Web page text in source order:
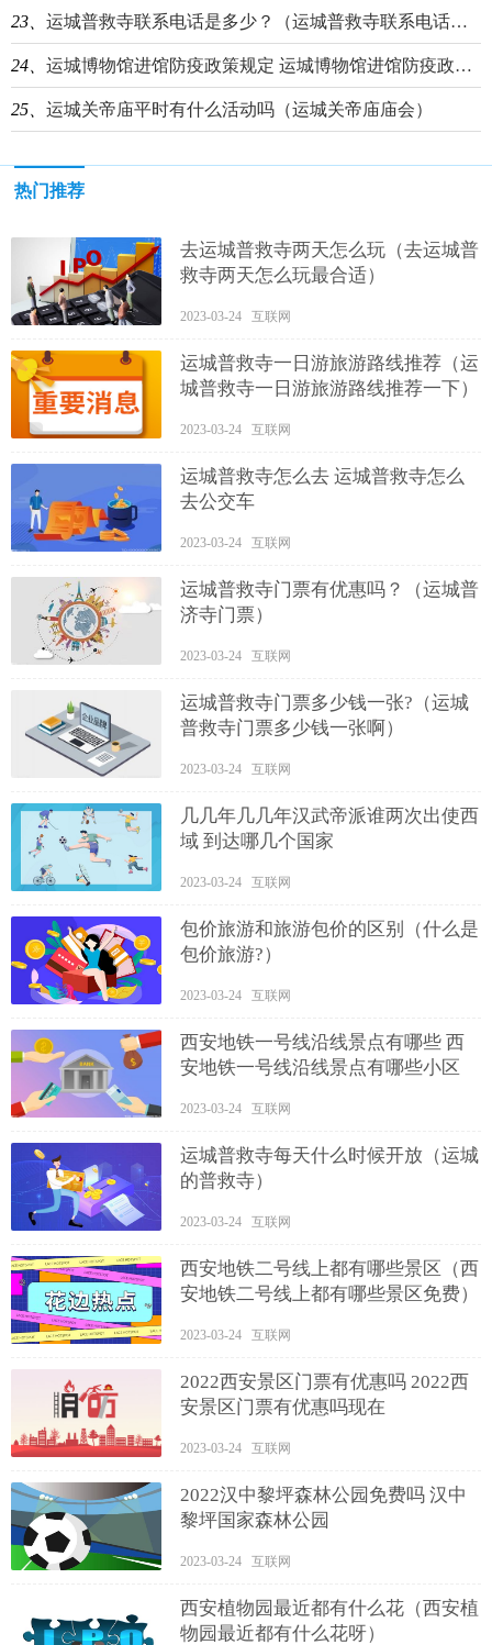
23、 运城普救寺联系电话是多少？（运城普救寺联系电话是多少号）
24、 运城博物馆进馆防疫政策规定 运城博物馆进馆防疫政策规定文件
25、 运城关帝庙平时有什么活动吗（运城关帝庙庙会）
热门推荐
去运城普救寺两天怎么玩（去运城普
救寺两天怎么玩最合适）
2023-03-24 互联网
运城普救寺一日游旅游路线推荐（运
城普救寺一日游旅游路线推荐一下）
2023-03-24 互联网
运城普救寺怎么去 运城普救寺怎么
去公交车
2023-03-24 互联网
运城普救寺门票有优惠吗？（运城普
济寺门票）
2023-03-24 互联网
运城普救寺门票多少钱一张?（运城
普救寺门票多少钱一张啊）
2023-03-24 互联网
几几年几几年汉武帝派谁两次出使西
域 到达哪几个国家
2023-03-24 互联网
包价旅游和旅游包价的区别（什么是
包价旅游?）
2023-03-24 互联网
西安地铁一号线沿线景点有哪些 西
安地铁一号线沿线景点有哪些小区
2023-03-24 互联网
运城普救寺每天什么时候开放（运城
的普救寺）
2023-03-24 互联网
西安地铁二号线上都有哪些景区（西
安地铁二号线上都有哪些景区免费）
2023-03-24 互联网
2022西安景区门票有优惠吗 2022西
安景区门票有优惠吗现在
2023-03-24 互联网
2022汉中黎坪森林公园免费吗 汉中
黎坪国家森林公园
2023-03-24 互联网
西安植物园最近都有什么花（西安植
物园最近都有什么花呀）